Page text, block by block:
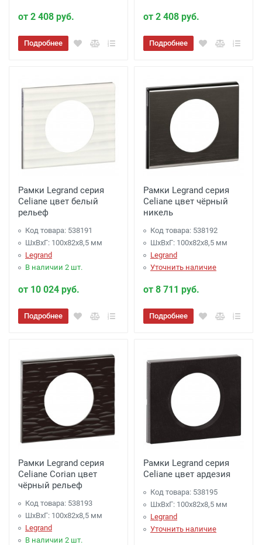
от 2 408 руб.
Подробнее
от 2 408 руб.
Подробнее
Рамки Legrand серия
Celiane цвет белый
рельеф
Код товара: 538191
ШхВхГ: 100x82x8,5 мм
Legrand
В наличии 2 шт.
от 10 024 руб.
Подробнее
Рамки Legrand серия
Celiane цвет чёрный
никель
Код товара: 538192
ШхВхГ: 100x82x8,5 мм
Legrand
Уточнить наличие
от 8 711 руб.
Подробнее
Рамки Legrand серия
Celiane Corian цвет
чёрный рельеф
Код товара: 538193
ШхВхГ: 100x82x8,5 мм
Legrand
В наличии 2 шт.
Рамки Legrand серия
Celiane цвет ардезия
Код товара: 538195
ШхВхГ: 100x82x8,5 мм
Legrand
Уточнить наличие